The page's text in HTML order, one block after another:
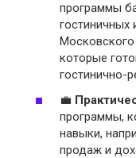
программы
гостиничных
Московского
которые
гостинично-
💼
программы,
навыки,
продаж и